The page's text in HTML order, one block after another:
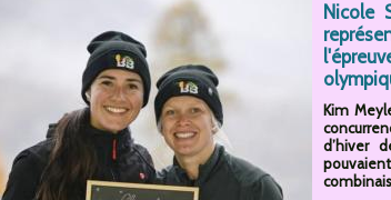
Nicole
Kim
d’hiver